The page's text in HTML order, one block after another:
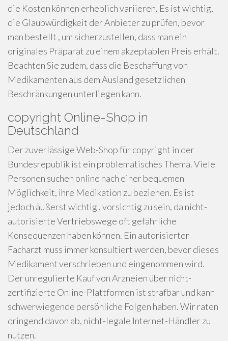
die Kosten können erheblich variieren. Es ist wichtig,
die Glaubwürdigkeit der Anbieter zu prüfen, bevor
man bestellt , um sicherzustellen, dass man ein
originales Präparat zu einem akzeptablen Preis erhält.
Beachten Sie zudem, dass die Beschaffung von
Medikamenten aus dem Ausland gesetzlichen
Beschränkungen unterliegen kann.
copyright Online-Shop in
Deutschland
Der zuverlässige Web-Shop für copyright in der
Bundesrepublik ist ein problematisches Thema. Viele
Personen suchen online nach einer bequemen
Möglichkeit, ihre Medikation zu beziehen. Es ist
jedoch äußerst wichtig , vorsichtig zu sein, da nicht-
autorisierte Vertriebswege oft gefährliche
Konsequenzen haben können. Ein autorisierter
Facharzt muss immer konsultiert werden, bevor dieses
Medikament verschrieben und eingenommen wird.
Der unregulierte Kauf von Arzneien über nicht-
zertifizierte Online-Plattformen ist strafbar und kann
schwerwiegende persönliche Folgen haben. Wir raten
dringend davon ab, nicht-legale Internet-Händler zu
nutzen.